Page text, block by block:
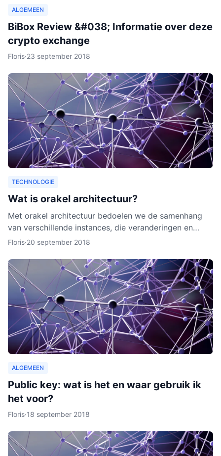
ALGEMEEN
BiBox Review &#038; Informatie over deze
crypto exchange
Floris·23 september 2018
TECHNOLOGIE
Wat is orakel architectuur?
Met orakel architectuur bedoelen we de samenhang
van verschillende instances, die veranderingen en
activiteiten in het netwerk noteren. Een orakel is erg
Floris·20 september 2018
ALGEMEEN
Public key: wat is het en waar gebruik ik
het voor?
Floris·18 september 2018